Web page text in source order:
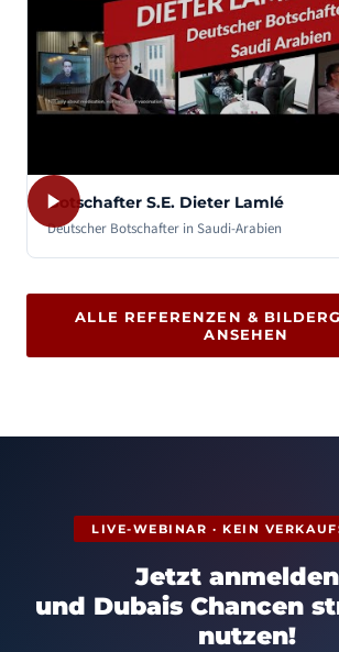
Botschafter S.E. Dieter Lamlé
Deutscher Botschafter in Saudi-Arabien
ALLE REFERENZEN &
ANSEHEN
LIVE-WEBINAR · KEIN
Jetzt
und Dubais Chancen
nutzen!